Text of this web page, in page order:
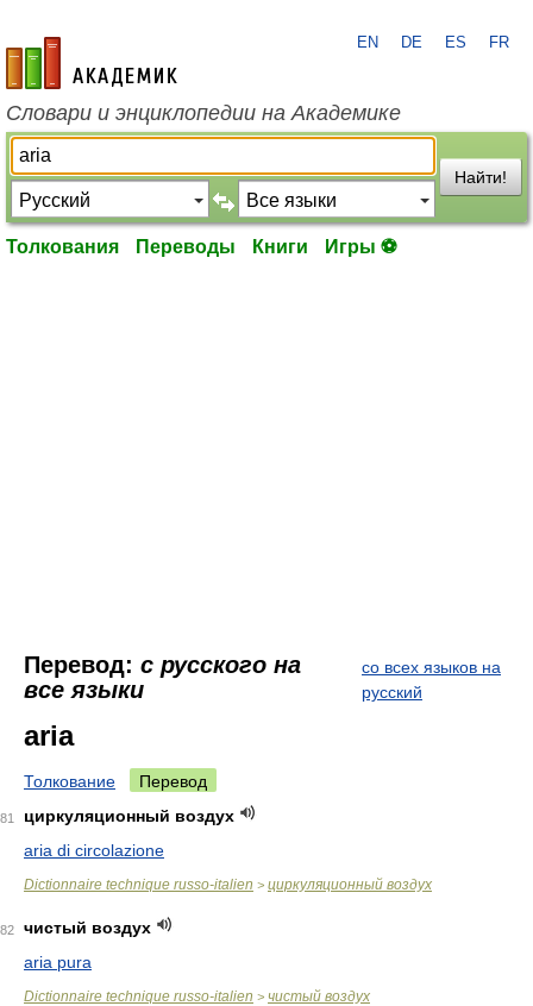
academic.ru
EN DE ES FR
Словари и энциклопедии на Академике
Найти!
Толкования Переводы Книги Игры ⚽
Перевод: с русского на
все языки
со всех языков на
русский
aria
Толкование Перевод
81
циркуляционный воздух
aria di circolazione
Dictionnaire technique russo-italien > циркуляционный воздух
82
чистый воздух
aria pura
Dictionnaire technique russo-italien > чистый воздух